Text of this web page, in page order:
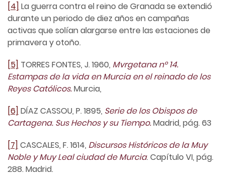
[4] La guerra contra el reino de Granada se extendió
durante un periodo de diez años en campañas
activas que solían alargarse entre las estaciones de
primavera y otoño.
[5] TORRES FONTES, J. 1960, Mvrgetana nº 14.
Estampas de la vida en Murcia en el reinado de los
Reyes Católicos.Murcia,
[6] DÍAZ CASSOU, P. 1895, Serie de los Obispos de
Cartagena. Sus Hechos y su Tiempo.Madrid, pág. 63
[7] CASCALES, F. 1614, Discursos Históricos de la Muy
Noble y Muy Leal ciudad de Murcia. Capítulo VI, pág.
288. Madrid.